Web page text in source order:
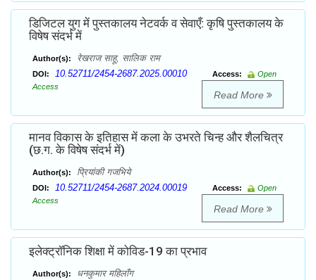
डिजिटल युग में पुस्तकालय नेटवर्क व सेवाएँ: कृषि पुस्तकालय के
विषेष संदर्भ में
Author(s): रेखराज साहू, सालिक राम
DOI: 10.52711/2454-2687.2025.00010 Access:
Open
Access
Read More
मानव विकास के इतिहास में कला के उभरते चिन्ह और शैलचित्र
(छ.ग. के विषेष संदर्भ में)
Author(s): प्रियांकी गजभिये
DOI: 10.52711/2454-2687.2024.00019 Access:
Open
Access
Read More
इलेक्ट्रॉनिक शिक्षा में कोविड-19 का प्रभाव
Author(s): धनकुमार महिलाँग